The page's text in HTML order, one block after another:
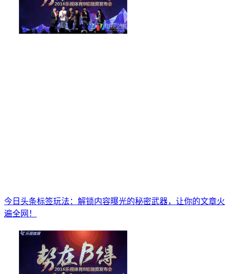
今日头条标签玩法：解锁内容曝光的秘密武器，让你的文章火
遍全网！